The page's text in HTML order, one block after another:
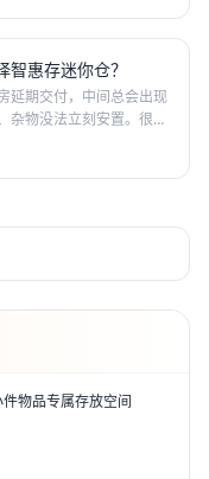
惠存迷你仓？
延期交付，中间总会出现
杂物没法立刻安置。很多
、哪些没必要存放、哪
物品专属存放空间